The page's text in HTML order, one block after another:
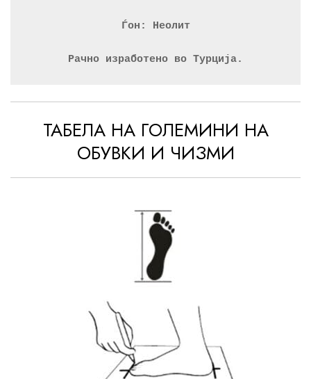
Ѓон: Неолит
Рачно изработено во Турција.
ТАБЕЛА НА ГОЛЕМИНИ НА
ОБУВКИ И ЧИЗМИ